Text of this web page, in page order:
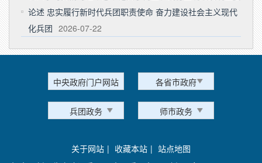
论述 忠实履行新时代兵团职责使命 奋力建设社会主义现代
化兵团 2026-07-22
中央政府门户网站 各省市政府
兵团政务 师市政务
关于网站 | 收藏本站 | 站点地图